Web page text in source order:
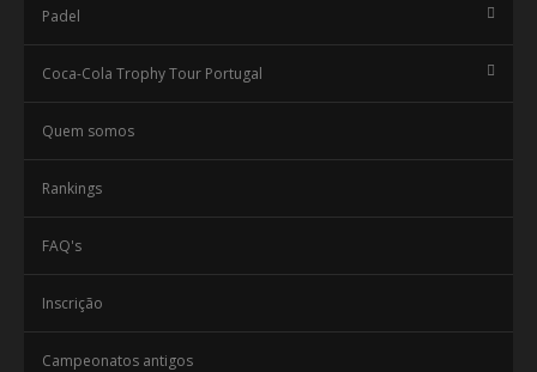
Padel
Coca-Cola Trophy Tour Portugal
Quem somos
Rankings
FAQ's
Inscrição
Campeonatos antigos